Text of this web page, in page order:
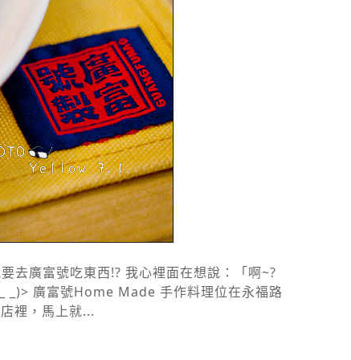
去廣富號吃東西!? 我心裡面在想說：「啊~?
_)> 廣富號Home Made 手作料理位在永福路
裡，馬上就...